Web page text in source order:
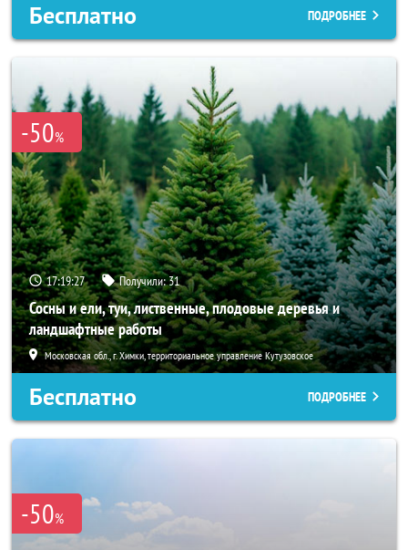
Бесплатно ПОДРОБНЕЕ
-50%
17:19:25 Получили:31
Сосны и ели, туи, лиственные, плодовые деревья и
ландшафтные работы
Московская обл., г. Химки, территориальное управление Кутузовское
Бесплатно ПОДРОБНЕЕ
-50%